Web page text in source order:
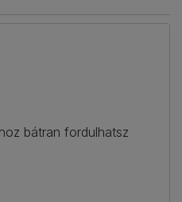
bátran fordulhatsz